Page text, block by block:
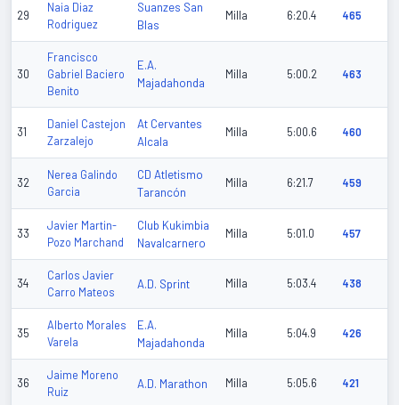
29
Naia Diaz
Rodriguez
Suanzes San
Blas
Milla 6:20.4 465
30
Francisco
Gabriel Baciero
Benito
E.A.
Majadahonda
Milla 5:00.2 463
31
Daniel Castejon
Zarzalejo
At Cervantes
Alcala
Milla 5:00.6 460
32
Nerea Galindo
Garcia
CD Atletismo
Tarancón
Milla 6:21.7 459
33
Javier Martin-
Pozo Marchand
Club Kukimbia
Navalcarnero
Milla 5:01.0 457
34
Carlos Javier
Carro Mateos
A.D. Sprint Milla 5:03.4 438
35
Alberto Morales
Varela
E.A.
Majadahonda
Milla 5:04.9 426
36
Jaime Moreno
Ruiz
A.D. Marathon Milla 5:05.6 421